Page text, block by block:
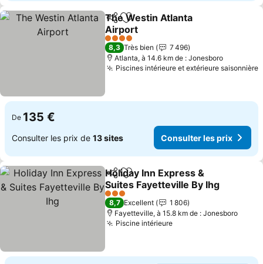
PartagerAjouter à mes favoris
The Westin Atlanta
Airport
4 Étoiles
8,3 Très bien
7 496
Atlanta, à 14.6 km de : Jonesboro
Piscines intérieure et extérieure saisonnière
De 135 €
Consulter les prix de 13 sites Consulter les prix
PartagerAjouter à mes favoris
Holiday Inn Express &
Suites Fayetteville By Ihg
3 Étoiles
8,7 Excellent
1 806
Fayetteville, à 15.8 km de : Jonesboro
Piscine intérieure